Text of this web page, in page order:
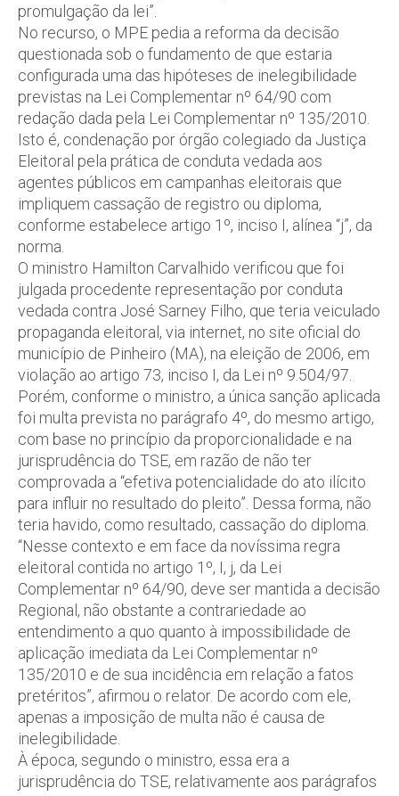
promulgação da lei”.
No recurso, o MPE pedia a reforma da decisão
questionada sob o fundamento de que estaria
configurada uma das hipóteses de inelegibilidade
previstas na Lei Complementar nº 64/90 com
redação dada pela Lei Complementar nº 135/2010.
Isto é, condenação por órgão colegiado da Justiça
Eleitoral pela prática de conduta vedada aos
agentes públicos em campanhas eleitorais que
impliquem cassação de registro ou diploma,
conforme estabelece artigo 1º, inciso I, alínea “j”, da
norma.
O ministro Hamilton Carvalhido verificou que foi
julgada procedente representação por conduta
vedada contra José Sarney Filho, que teria veiculado
propaganda eleitoral, via internet, no site oficial do
município de Pinheiro (MA), na eleição de 2006, em
violação ao artigo 73, inciso I, da Lei nº 9.504/97.
Porém, conforme o ministro, a única sanção aplicada
foi multa prevista no parágrafo 4º, do mesmo artigo,
com base no princípio da proporcionalidade e na
jurisprudência do TSE, em razão de não ter
comprovada a “efetiva potencialidade do ato ilícito
para influir no resultado do pleito”. Dessa forma, não
teria havido, como resultado, cassação do diploma.
“Nesse contexto e em face da novíssima regra
eleitoral contida no artigo 1º, I, j, da Lei
Complementar nº 64/90, deve ser mantida a decisão
Regional, não obstante a contrariedade ao
entendimento a quo quanto à impossibilidade de
aplicação imediata da Lei Complementar nº
135/2010 e de sua incidência em relação a fatos
pretéritos”, afirmou o relator. De acordo com ele,
apenas a imposição de multa não é causa de
inelegibilidade.
À época, segundo o ministro, essa era a
jurisprudência do TSE, relativamente aos parágrafos